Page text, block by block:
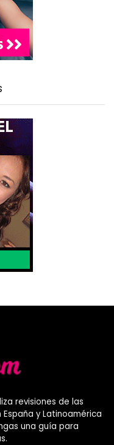
revisiones de las
y Latinoamérica
una guía para